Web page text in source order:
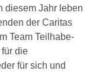
diesem Jahr leben
der Caritas
Team Teilhabe-
die
für sich und